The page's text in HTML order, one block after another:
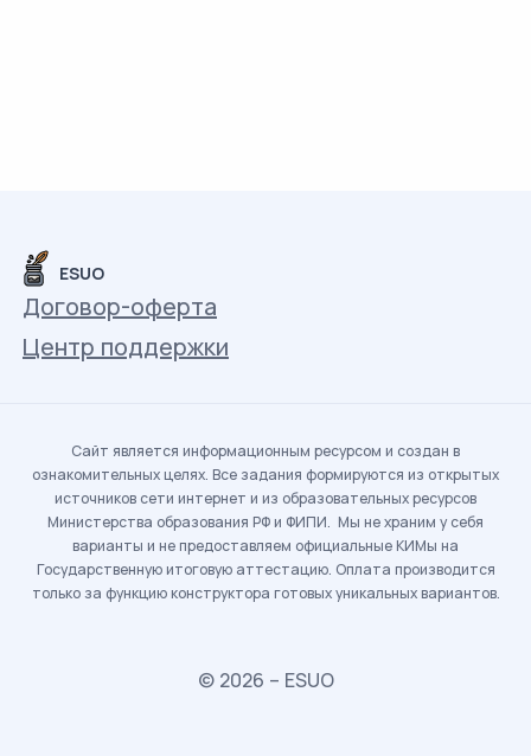
ESUO
Договор-оферта
Центр поддержки
Сайт является информационным ресурсом и создан в
ознакомительных целях. Все задания формируются из открытых
источников сети интернет и из образовательных ресурсов
Министерства образования РФ и ФИПИ. Мы не храним у себя
варианты и не предоставляем официальные КИМы на
Государственную итоговую аттестацию. Оплата производится
только за функцию конструктора готовых уникальных вариантов.
© 2026 – ESUO